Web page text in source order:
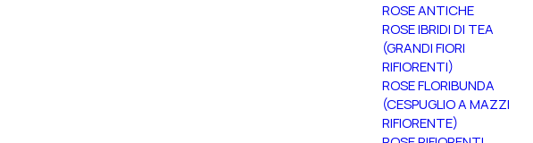
ROSE ANTICHE
ROSE IBRIDI DI TEA
(GRANDI FIORI
RIFIORENTI)
ROSE FLORIBUNDA
(CESPUGLIO A MAZZI
RIFIORENTE)